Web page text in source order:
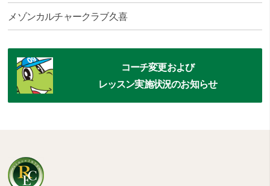
メゾンカルチャークラブ久喜
コーチ変更および
レッスン実施状況のお知らせ